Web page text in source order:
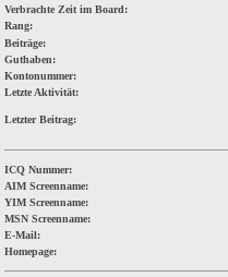
Verbrachte Zeit im Board:
Rang:
Beiträge:
Guthaben:
Kontonummer:
Letzte Aktivität:
Letzter Beitrag:
ICQ Nummer:
AIM Screenname:
YIM Screenname:
MSN Screenname:
E-Mail:
Homepage: